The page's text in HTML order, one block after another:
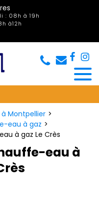
: 08h à 19h
à12h
Montpellier
eau à gaz
à gaz Le Crès
eau à